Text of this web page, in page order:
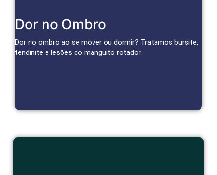
Dor no Ombro
Dor no ombro ao se mover ou dormir? Tratamos bursite,
tendinite e lesões do manguito rotador.
Cuidado Especializado para Ombro
Infiltrações, bloqueios e terapias regenerativas reduzem
inflamação e dor, restaurando a função do ombro.
Agendar Consulta